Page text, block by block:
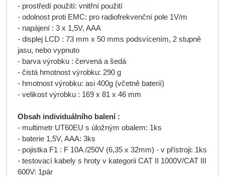
- prostředí použití: vnitřní použití
- odolnost proti EMC: pro radiofrekvenční pole 1V/m
- napájení : 3 x 1,5V, AAA
- displej LCD : 73 mm x 50 mms podsvícením, 2 stupně
jasu, nebo vypnuto
- barva výrobku : červená a šedá
- čistá hmotnost výrobku: 290 g
- hmotnost výrobku: asi 400g (včetně baterií)
- velikost výrobku : 169 x 81 x 46 mm
Obsah individuálního balení :
- multimetr UT60EU s úložným obalem: 1ks
- baterie 1,5V, AAA: 3ks
- pojistka F1 : F 10A /250V (6,35 x 32mm) - v přístroji: 1ks
- testovací kabely s hroty v kategorii CAT II 1000V/CAT III
600V: 1pár